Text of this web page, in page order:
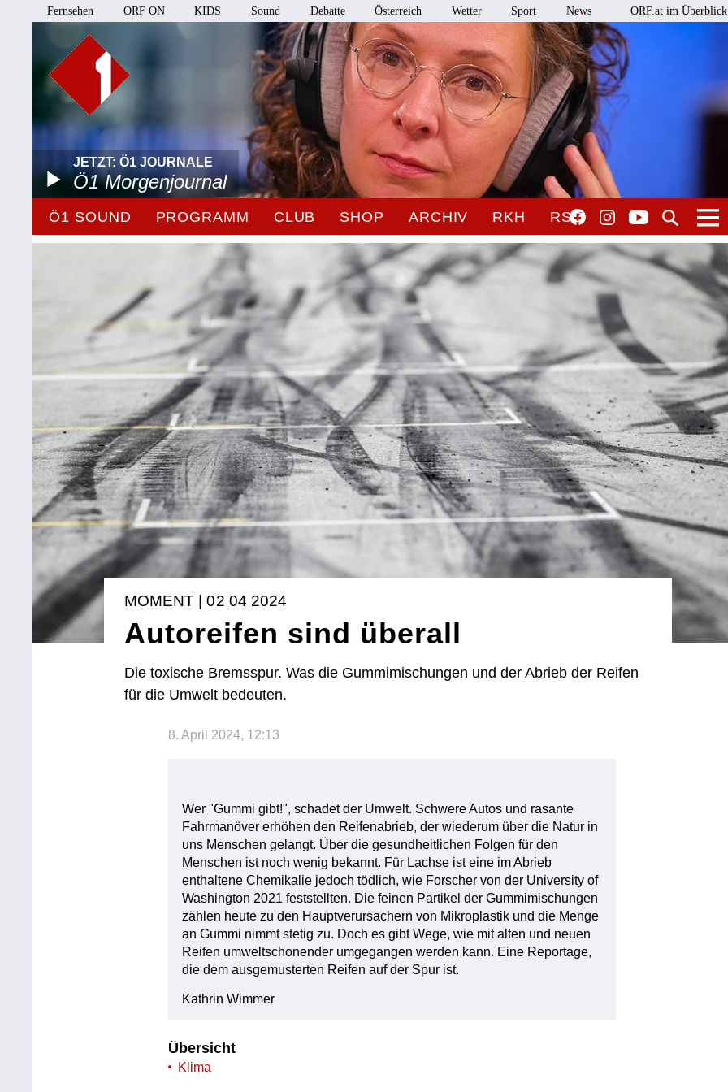
Fernsehen ORF ON KIDS Sound Debatte Österreich Wetter Sport News ORF.at im Überblick
JETZT: Ö1 JOURNALE
Ö1 Morgenjournal
Ö1 SOUND PROGRAMM CLUB SHOP ARCHIV RKH RSO
MOMENT | 02 04 2024
Autoreifen sind überall
Die toxische Bremsspur. Was die Gummimischungen und der Abrieb der Reifen
für die Umwelt bedeuten.
8. April 2024, 12:13
Wer "Gummi gibt!", schadet der Umwelt. Schwere Autos und rasante
Fahrmanöver erhöhen den Reifenabrieb, der wiederum über die Natur in
uns Menschen gelangt. Über die gesundheitlichen Folgen für den
Menschen ist noch wenig bekannt. Für Lachse ist eine im Abrieb
enthaltene Chemikalie jedoch tödlich, wie Forscher von der University of
Washington 2021 feststellten. Die feinen Partikel der Gummimischungen
zählen heute zu den Hauptverursachern von Mikroplastik und die Menge
an Gummi nimmt stetig zu. Doch es gibt Wege, wie mit alten und neuen
Reifen umweltschonender umgegangen werden kann. Eine Reportage,
die dem ausgemusterten Reifen auf der Spur ist.
Kathrin Wimmer
Übersicht
Klima